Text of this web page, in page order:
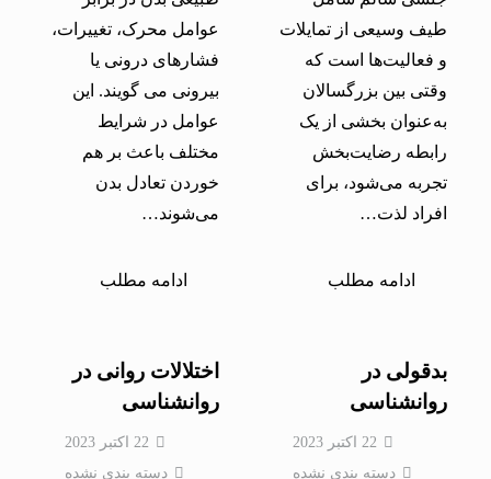
طیف وسیعی از تمایلات
و فعالیت‌ها است که
وقتی بین بزرگسالان
به‌عنوان بخشی از یک
رابطه رضایت‌بخش
تجربه می‌شود، برای
افراد لذت…
ادامه مطلب
عوامل محرک، تغییرات،
فشارهای درونی یا
بیرونی می گویند. این
عوامل در شرایط
مختلف باعث بر هم
خوردن تعادل بدن
می‌شوند…
ادامه مطلب
بدقولی در
روانشناسی
22 اکتبر 2023
دسته بندی نشده
اختلالات روانی در
روانشناسی
22 اکتبر 2023
دسته بندی نشده